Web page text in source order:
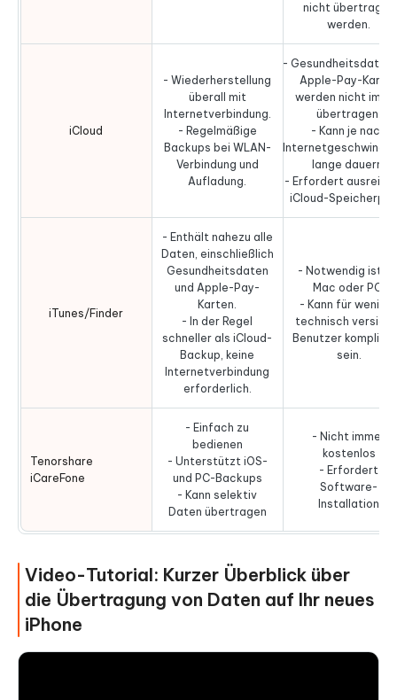
nicht übertragen
werden.
iCloud
- Wiederherstellung
überall mit
Internetverbindung.
- Regelmäßige
Backups bei WLAN-
Verbindung und
Aufladung.
- Gesundheitsdaten
Apple-Pay-
werden nicht
übertragen.
- Kann je nach
lange dauern.
- Erfordert
iCloud-
iTunes/Finder
- Enthält nahezu alle
Daten, einschließlich
Gesundheitsdaten
und Apple-Pay-
Karten.
- In der Regel
schneller als iCloud-
Backup, keine
Internetverbindung
erforderlich.
- Notwendig ist
Mac oder PC.
- Kann für
technisch
Benutzer
sein.
Tenorshare
iCareFone
- Einfach zu
bedienen
- Unterstützt iOS-
und PC-Backups
- Kann selektiv
Daten übertragen
- Nicht immer
kostenlos
- Erfordert
Software-
Installation
Video-Tutorial: Kurzer Überblick über
die Übertragung von Daten auf Ihr neues
iPhone